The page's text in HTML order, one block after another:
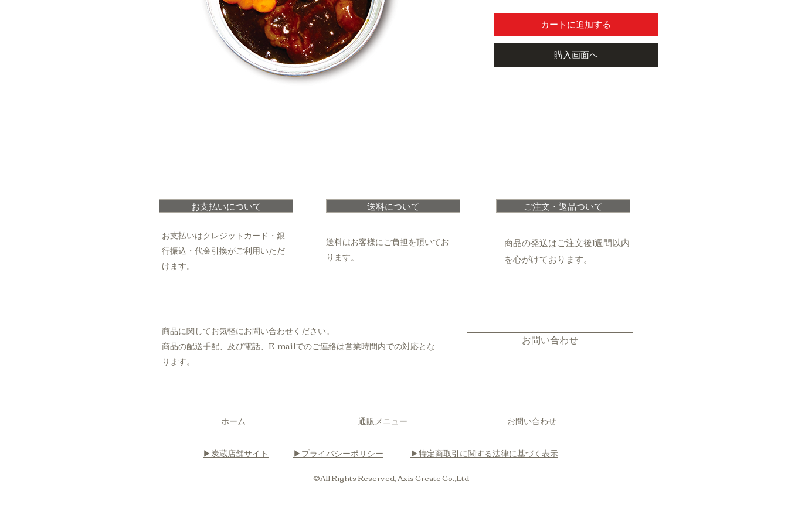
カートに追加する
購入画面へ
ホーム 通販メニュー お問い合わせ
▶︎炭蔵店舗サイト ▶︎プライバシーポリシー ▶︎特定商取引に関する法律に基づく表示
©All Rights Reserved,Axis CreateCo.,Ltd
お支払いについて
お支払いはクレジットカード・銀
行振込・代金引換がご利用いただ
けます。
送料について
​送料はお客様にご負担を頂いてお
ります。
ご注文・返品ついて
商品の発送はご注文後1週間以内
を心がけております。
商品に関してお気軽にお問い合わせください。
商品の配送手配、及び電話、E-mailでのご連絡は営業時間内での対応とな
ります。
お問い合わせ